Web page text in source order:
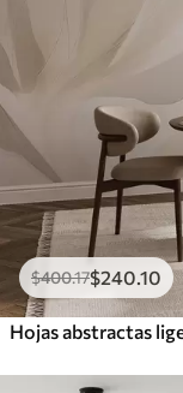
$400.17$240 .10
Hojas abstractas